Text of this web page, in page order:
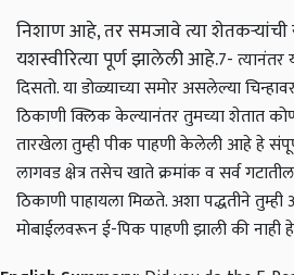
निशाण आहे, तर समजावे त्या शेतकऱ्यांची
यशस्वीरित्या पूर्ण झालेली आहे.7- त्यानंतर
दिसतो. या डोळ्याच्या समोर असलेल्या
ठिकाणी क्लिक केल्यानंतर तुमच्या शेतात
तारखेला तुम्ही पीक पाहणी केलेली आहे हे
लागवड क्षेत्र तसेच खाते क्रमांक व सर्व
ठिकाणी पाहायला मिळते. अशा पद्धतीने तुम्ही
मोबाईलवरून ई-पिक पाहणी झाली की नाही